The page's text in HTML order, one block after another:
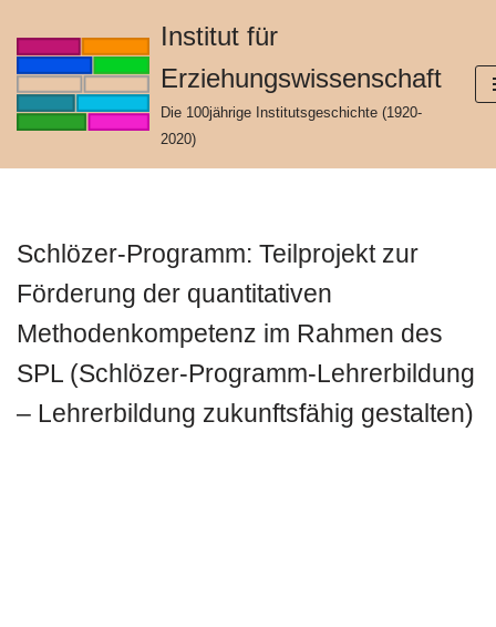
Zum
springen
Institut für
Erziehungswissenschaft
Die 100jährige Institutsgeschichte (1920-
2020)
Schlözer-Programm: Teilprojekt zur
Förderung der quantitativen
Methodenkompetenz im Rahmen des
SPL (Schlözer-Programm-Lehrerbildung
– Lehrerbildung zukunftsfähig gestalten)